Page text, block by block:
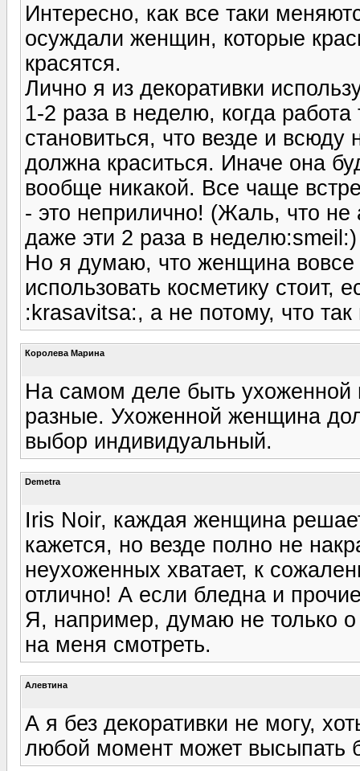
Интересно, как все таки
осуждали женщин, которые
красятся.
Лично я из декоративки
1-2 раза в неделю, когда
становиться, что везде и
должна краситься. Иначе она
вообще никакой. Все чаще
- это неприлично! (Жаль, что
даже эти 2 раза в неделю:smeil:)
Но я думаю, что женщина вовсе
использовать косметику стоит,
:krasavitsa:, а не потому, что так
Королева Марина
На самом деле быть ухоженной
разные. Ухоженной женщина
выбор индивидуальный.
Demetra
Iris Noir, каждая женщина
кажется, но везде полно не
неухоженных хватает, к
отлично! А если бледна и
Я, например, думаю не только
на меня смотреть.
Алевтина
А я без декоративки не могу,
любой момент может высыпать